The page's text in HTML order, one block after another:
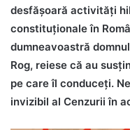
desfășoară activități
constituționale în
dumneavoastră
Rog, reiese că au
pe care îl conduceți.
invizibil al Cenzurii în